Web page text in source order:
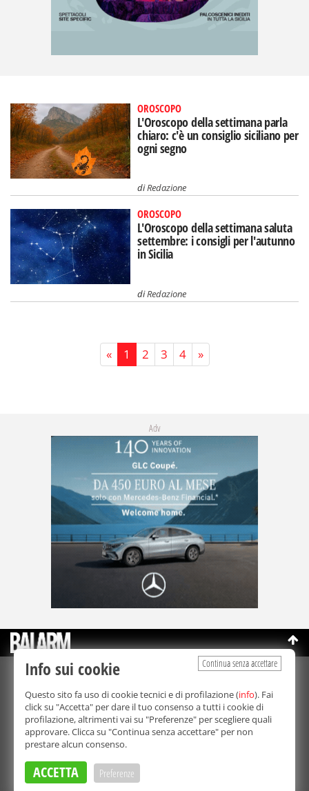
OROSCOPO
L'Oroscopo della settimana parla
chiaro: c'è un consiglio siciliano per
ogni segno
diRedazione
OROSCOPO
L'Oroscopo della settimana saluta
settembre: i consigli per l'autunno
in Sicilia
diRedazione
« 1 2 3 4 »
Adv
©Copyright 2003-2026
Bmedia Srl- P.IVA 07064240828
La riproduzione totale o parziale di tutti i contenuti, in qualunque
forma, su qualsiasi supporto è proibita.
Balarm.it è una testata giornalistica registrata. Autorizzazione del
Tribunale di Palermo n° 32 del 21/10/2003
Direttore responsabile:
Continua senza accettare
Info sui cookie
Questo sito fa uso di cookie tecnici e di profilazione (info). Fai
click su "Accetta" per dare il tuo consenso a tutti i cookie di
profilazione, altrimenti vai su "Preferenze" per scegliere quali
approvare. Clicca su "Continua senza accettare" per non
prestare alcun consenso.
ACCETTA Preferenze